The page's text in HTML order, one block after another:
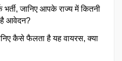
जानिए आपके राज्य में कितनी
आवेदन?
कैसे फैलता है यह वायरस, क्या